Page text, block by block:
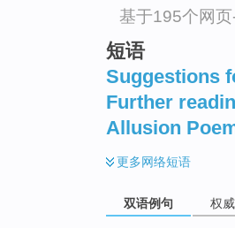
基于195个网页
短语
Suggestions
Further
Allusion
更多网络短语
双语例句 权